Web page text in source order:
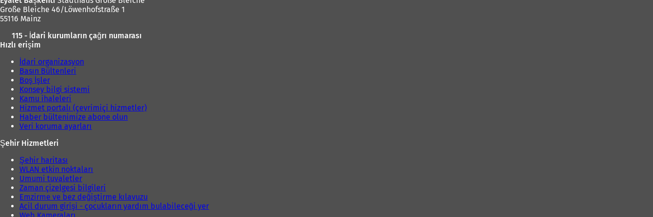
e
ç
Große Bleiche 46/Löwenhofstraße 1
55116 Mainz
115 - İdari kurumların çağrı numarası
Hızlı erişim
İdari organizasyon
Basın Bültenleri
Boş İşler
Konsey bilgi sistemi
Kamu ihaleleri
Hizmet portalı (çevrimiçi hizmetler)
Haber bültenimize abone olun
Veri koruma ayarları
Şehir Hizmetleri
Şehir haritası
WLAN etkin noktaları
Umumi tuvaletler
Zaman çizelgesi bilgileri
Emzirme ve bez değiştirme kılavuzu
Acil durum girişi - çocukların yardım bulabileceği yer